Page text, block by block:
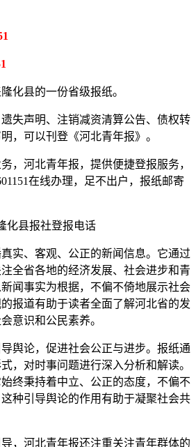
化县的一份省级报纸。
失声明、注销减资清算公告、债权转
，可以刊登《河北青年报》。
，河北青年报，提供便捷登报服务，
在线办理，足不出户，报纸邮寄
实、客观、公正的新闻信息。它通过
全省各地的经济发展、社会进步和青
闻事实为根据，不偏不倚地展示社会
报道有助于读者全面了解河北省的发
意识和公民素养。
舆论，促进社会公正与进步。报纸通
，对时事问题进行深入分析和解读。
终秉持着中立、公正的态度，不偏不
种引导舆论的作用有助于凝聚社会共
，河北青年报还注重关注青年群体的